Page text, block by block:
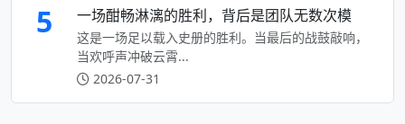
5 一场酣畅淋漓的胜利，背后是团队无数次模
这是一场足以载入史册的胜利。当最后的战鼓敲响，
当欢呼声冲破云霄...
2026-07-31